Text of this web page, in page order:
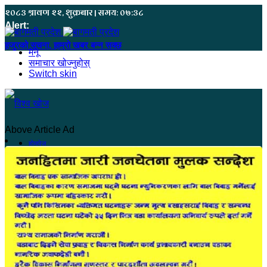
२०८३ श्रावण २२, शुक्रबार | समय: ०७:३८
Alert:
हजुरको सूचना, हाम्रो खबर बन्न सक्छ
मेनू
समाचार खोज्नुहोस्
Switch skin
होमपेज
सुदूरपश्चिम
कंचनपुर
कैलाली
अछाम
Above Article Ad